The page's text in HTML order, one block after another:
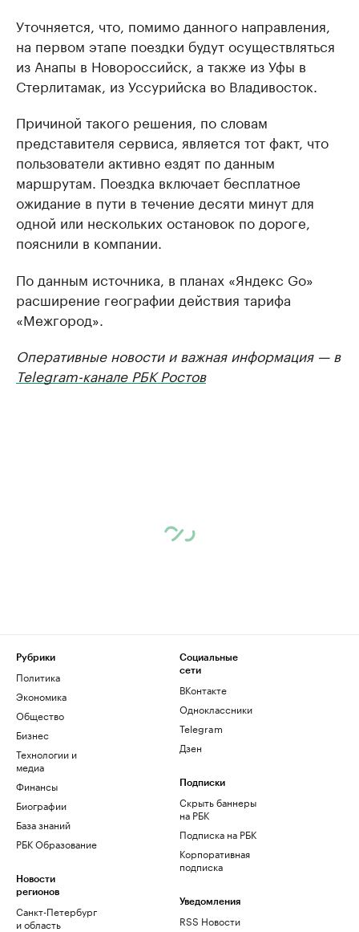
Уточняется, что, помимо данного направления,
на первом этапе поездки будут осуществляться
из Анапы в Новороссийск, а также из Уфы в
Стерлитамак, из Уссурийска во Владивосток.
Причиной такого решения, по словам
представителя сервиса, является тот факт, что
пользователи активно ездят по данным
маршрутам. Поездка включает бесплатное
ожидание в пути в течение десяти минут для
одной или нескольких остановок по дороге,
пояснили в компании.
По данным источника, в планах «Яндекс Go»
расширение географии действия тарифа
«Межгород».
Оперативные новости и важная информация — в
Telegram-канале РБК Ростов
Рубрики
Политика
Экономика
Общество
Бизнес
Технологии и
медиа
Финансы
Биографии
База знаний
РБК Образование
Новости
регионов
Санкт-Петербург
и область
Социальные
сети
ВКонтакте
Одноклассники
Telegram
Дзен
Подписки
Скрыть баннеры
на РБК
Подписка на РБК
Корпоративная
подписка
Уведомления
RSS Новости